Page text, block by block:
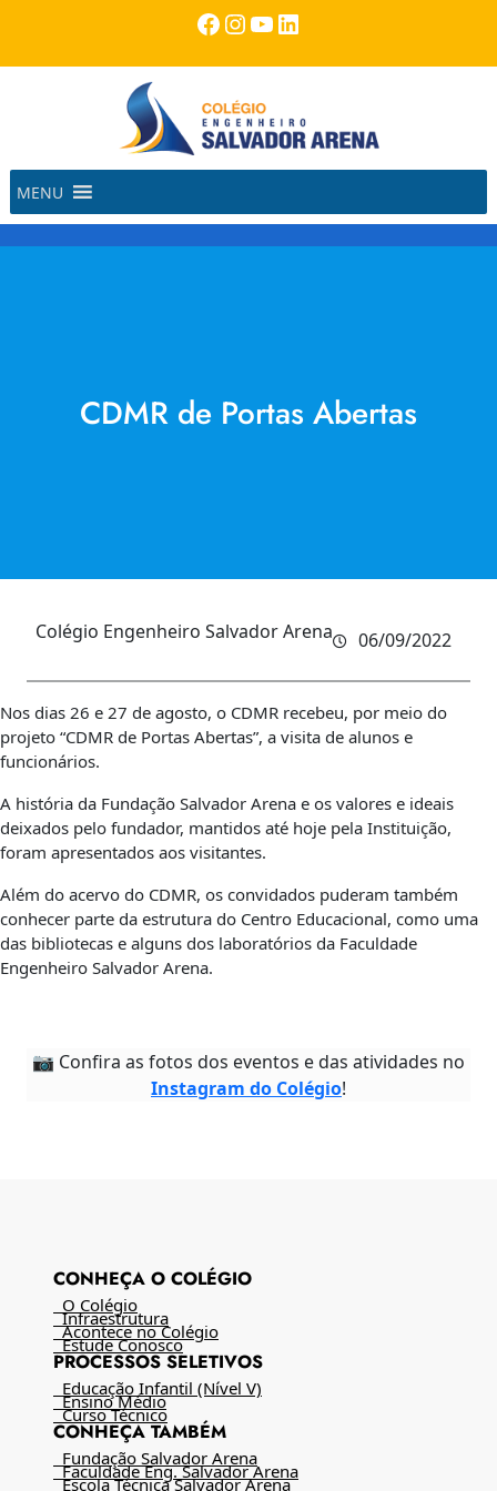
o
Facebook
Instagram
Youtube
LinkedIn
MENU
CDMR de Portas Abertas
Colégio Engenheiro Salvador Arena 06/09/2022
Nos dias 26 e 27 de agosto, o CDMR recebeu, por meio do
projeto “CDMR de Portas Abertas”, a visita de alunos e
funcionários.
A história da Fundação Salvador Arena e os valores e ideais
deixados pelo fundador, mantidos até hoje pela Instituição,
foram apresentados aos visitantes.
Além do acervo do CDMR, os convidados puderam também
conhecer parte da estrutura do Centro Educacional, como uma
das bibliotecas e alguns dos laboratórios da Faculdade
Engenheiro Salvador Arena.
📷 Confira as fotos dos eventos e das atividades no
Instagram do Colégio!
CONHEÇA O COLÉGIO
O Colégio
Infraestrutura
Acontece no Colégio
Estude Conosco
PROCESSOS SELETIVOS
Educação Infantil (Nível V)
Ensino Médio
Curso Técnico
CONHEÇA TAMBÉM
Fundação Salvador Arena
Faculdade Eng. Salvador Arena
Escola Técnica Salvador Arena